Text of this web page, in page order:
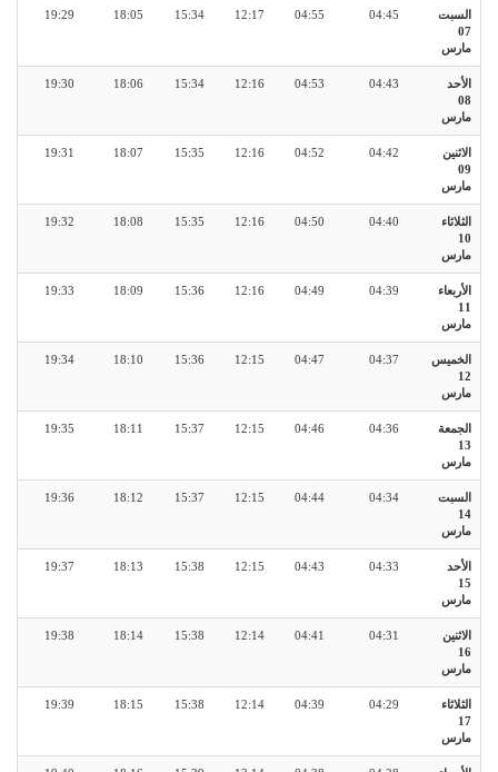
السبت
07
مارس
04:45
04:55
12:17
15:34
18:05
19:29
الأحد
08
مارس
04:43
04:53
12:16
15:34
18:06
19:30
الاثنين
09
مارس
04:42
04:52
12:16
15:35
18:07
19:31
الثلاثاء
10
مارس
04:40
04:50
12:16
15:35
18:08
19:32
الأربعاء
11
مارس
04:39
04:49
12:16
15:36
18:09
19:33
الخميس
12
مارس
04:37
04:47
12:15
15:36
18:10
19:34
الجمعة
13
مارس
04:36
04:46
12:15
15:37
18:11
19:35
السبت
14
مارس
04:34
04:44
12:15
15:37
18:12
19:36
الأحد
15
مارس
04:33
04:43
12:15
15:38
18:13
19:37
الاثنين
16
مارس
04:31
04:41
12:14
15:38
18:14
19:38
الثلاثاء
17
مارس
04:29
04:39
12:14
15:38
18:15
19:39